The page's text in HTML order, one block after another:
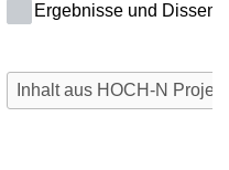
Ergebnisse und